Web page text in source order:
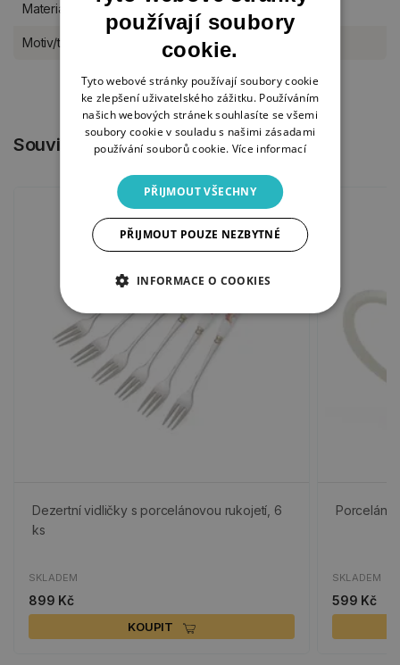
Materiál
Motiv/téma celoroční
Související produkty
Dezertní vidličky s porcelánovou rukojetí, 6
ks
SKLADEM
899 Kč
KOUPIT
SKLADEM
599 Kč
používají soubory
cookie.
Tyto webové stránky používají soubory cookie
ke zlepšení uživatelského zážitku. Používáním
našich webových stránek souhlasíte se všemi
soubory cookie v souladu s našimi zásadami
používání souborů cookie. Více informací
PŘIJMOUT VŠECHNY
PŘIJMOUT POUZE NEZBYTNÉ
INFORMACE O COOKIES